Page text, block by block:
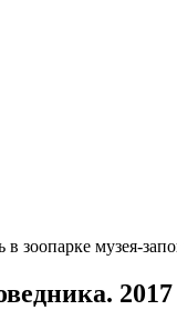
зоопарке музея-
2017